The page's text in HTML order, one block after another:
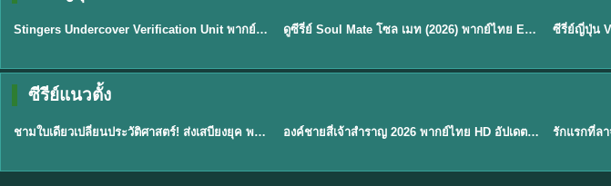
EP.11Stingers Undercover Verification Unit พากย์ไทย EP1-11 HD ฟรี ★8 EP.8ดูซีรี่ย์ Soul Mate โซล เมท (2026) พากย์ไทย EP.1-8 (จบ) ★7.9
ซีรีย์แนวตั้ง
EP.1
พากย์ไทย
ชามใบเดียวเปลี่ยนประวัติศาสตร์! ส่งเสบียงยุค พากย์ไทย EP.1องค์ชายสี่เจ้าสำราญ 2026 พากย์ไทย HD อัปเดตล่าสุด ดูออนไลน์